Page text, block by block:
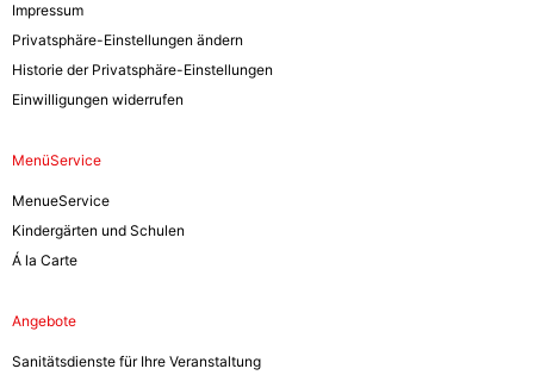
Impressum
Privatsphäre-Einstellungen ändern
Historie der Privatsphäre-Einstellungen
Einwilligungen widerrufen
MenüService
MenueService
Kindergärten und Schulen
Á la Carte
Angebote
Sanitätsdienste für Ihre Veranstaltung